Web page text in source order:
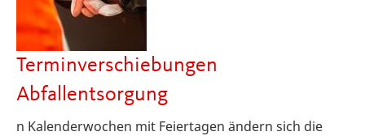
Terminverschiebungen
Abfallentsorgung
n Kalenderwochen mit Feiertagen ändern sich die